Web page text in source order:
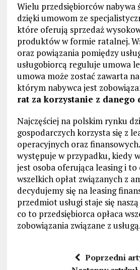
Wielu przedsiębiorców nabywa
dzięki umowom ze
które oferują sprzedaż
produktów w formie ratalnej.
oraz powiązania pomiędzy
usługobiorcą reguluje umowa
umowa może zostać zawarta
którym nabywca jest
rat za korzystanie z danego
Najczęściej na polskim rynku
gospodarczych korzysta się z
operacyjnych oraz
występuje w przypadku, kiedy
jest osoba oferująca leasing i
wszelkich opłat związanych z
decydujemy się na leasing
przedmiot usługi staje się
co to przedsiębiorca opłaca
zobowiązania związane z usługą.
Poprzedni